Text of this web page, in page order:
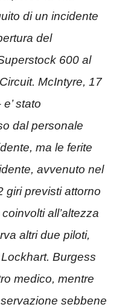
di un incidente
del
600 al
McIntyre, 17
stato
dal personale
ma le ferite
avvenuto nel
giri previsti attorno
all’altezza
altri due piloti,
Burgess
medico, mentre
sebbene